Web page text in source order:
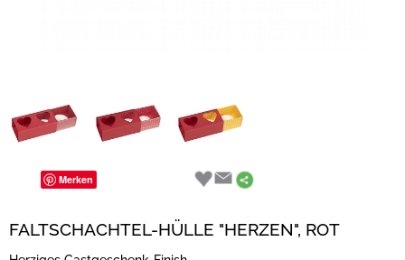
Merken
FALTSCHACHTEL-HÜLLE "HERZEN", ROT